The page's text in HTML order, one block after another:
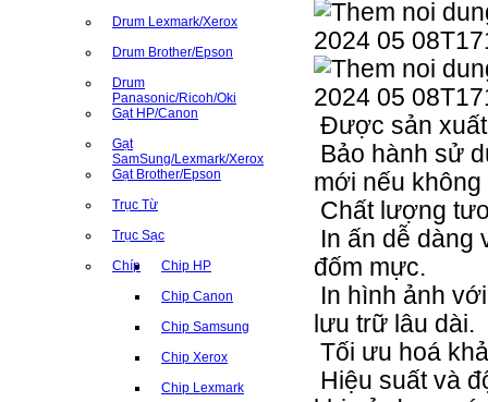
Drum Lexmark/Xerox
Drum Brother/Epson
Drum
Panasonic/Ricoh/Oki
Gạt HP/Canon
Gạt
SamSung/Lexmark/Xerox
Gạt Brother/Epson
Trục Từ
Trục Sạc
Chíp Chip HP
Chip Canon
Chip Samsung
Chip Xerox
Chip Lexmark
Được sản xuất
Bảo hành sử
mới nếu
Chất lượng
In ấn dễ
đốm mực.
In hình ảnh
lưu trữ lâu dài.
Tối ưu hoá
Hiệu suất và